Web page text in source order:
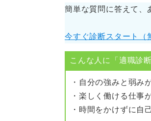
忙しい就活のスケ
ものだけを厳選し
一期一会の出会い
ための強力な足が
0
簡単な質問に答えて、
今すぐ診断スタート（
こんな人に「適職診
・自分の強みと弱み
・楽しく働ける仕事
・時間をかけずに自